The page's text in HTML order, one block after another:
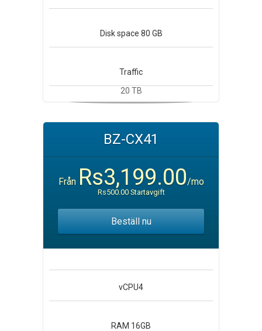
Disk space 80 GB
Traffic
20 TB
BZ-CX41
Från Rs3,199.00/mo
Rs500.00 Startavgift
Beställ nu
vCPU4
RAM 16GB